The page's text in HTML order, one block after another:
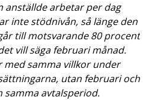
anställde arbetar per dag
inte stödnivån, så länge den
till motsvarande 80 procent
vill säga februari månad.
samma villkor under
utan februari och
samma avtalsperiod.